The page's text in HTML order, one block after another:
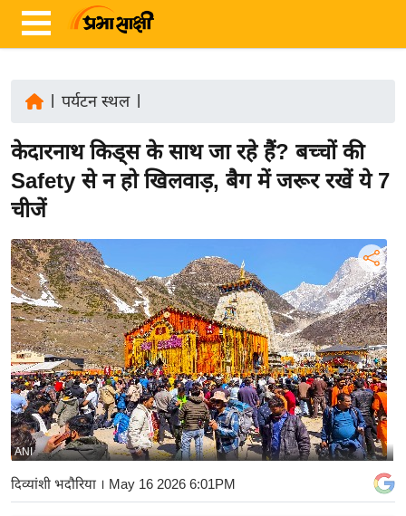
ज़ा
ख
ब
र
रा
ष्ट्री
य
अं
त
र्रा
ष्ट्री
य
बि
ज़
ने
पर्यटन स्थल|
केदारनाथ किड्स के साथ जा रहे हैं? बच्चों की
Safety से न हो खिलवाड़, बैग में जरूर रखें ये 7
चीजें
ANI
दिव्यांशी भदौरिया । May 16 2026 6:01PM